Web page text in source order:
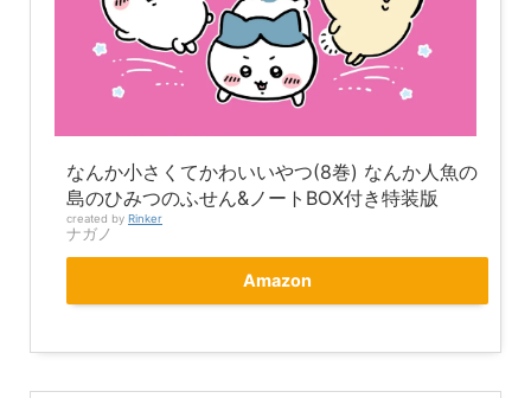
なんか小さくてかわいいやつ(8巻) なんか人魚の
島のひみつのふせん&ノートBOX付き特装版
created by Rinker
ナガノ
Amazon